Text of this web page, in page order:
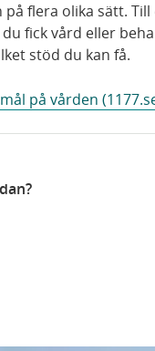
flera olika sätt.
fick vård eller
stöd du kan få.
på vården